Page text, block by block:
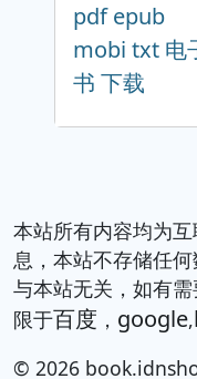
pdf epub
mobi txt 电
书 下载
本站所有内容均为
息，本站不存储任
与本站无关，如有
限于百度 ， google,
© 2026